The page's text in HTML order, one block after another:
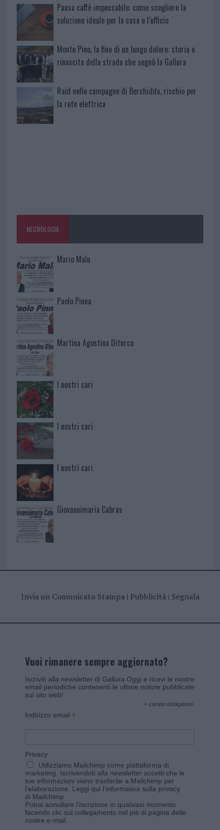
Pausa caffè impeccabile: come scegliere la
soluzione ideale per la casa e l’ufficio
Monte Pino, la fine di un lungo dolore: storia e
rinascita della strada che segnò la Gallura
Raid nelle campagne di Berchidda, rischio per
la rete elettrica
NECROLOGIE
Mario Malu
Paolo Pinna
Martina Agostina Diturco
I nostri cari
I nostri cari
I nostri cari
Giovannimaria Cabras
Invia un Comunicato Stampa| Pubblicità| Segnala
Vuoi rimanere sempre aggiornato?
Iscriviti alla newsletter di Gallura Oggi e ricevi le nostre
email periodiche contenenti le ultime notizie pubblicate
sul sito web!
* campo obbligatorio
Indirizzo email *
Privacy
Utilizziamo Mailchimp come piattaforma di
marketing. Iscrivendoti alla newsletter accetti che le
tue informazioni siano trasferite a Mailchimp per
l'elaborazione. Leggi qui l'informativa sulla privacy
di Mailchimp
Potrai annullare l'iscrizione in qualsiasi momento
facendo clic sul collegamento nel piè di pagina delle
nostre e-mail.